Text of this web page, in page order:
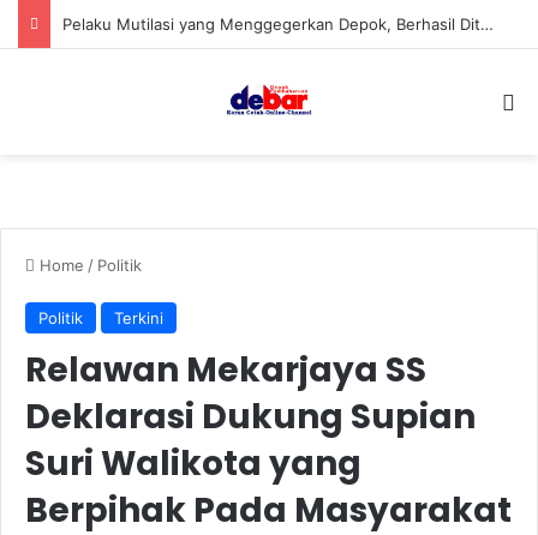
Pelaku Mutilasi yang Menggegerkan Depok, Berhasil Ditangkap
Home / Politik
Politik Terkini
Relawan Mekarjaya SS
Deklarasi Dukung Supian
Suri Walikota yang
Berpihak Pada Masyarakat